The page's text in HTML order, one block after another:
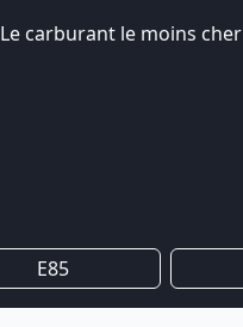
Le carburant le moins cher
E85